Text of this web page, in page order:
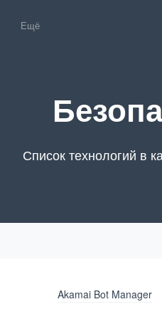
Ещё
Список технологий в
Akamai Bot Manager